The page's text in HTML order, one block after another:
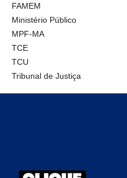
FAMEM
Ministério Público
MPF-MA
TCE
TCU
Tribunal de Justiça